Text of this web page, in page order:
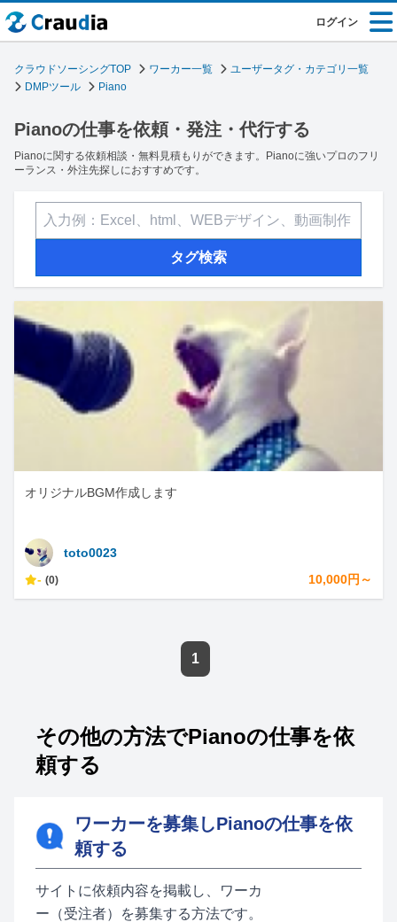
ログイン
クラウドソーシングTOP ワーカー一覧
ユーザータグ・カテゴリ一覧
DMPツール
Piano
Pianoの仕事を依頼・発注・代行する
Pianoに関する依頼相談・無料見積もりができます。Pianoに強いプロのフリ
ーランス・外注先探しにおすすめです。
タグ検索
オリジナルBGM作成します
toto0023
- (0) 10,000円～
1
その他の方法でPianoの仕事を依
頼する
ワーカーを募集しPianoの仕事を依
頼する
サイトに依頼内容を掲載し、ワーカ
ー（受注者）を募集する方法です。